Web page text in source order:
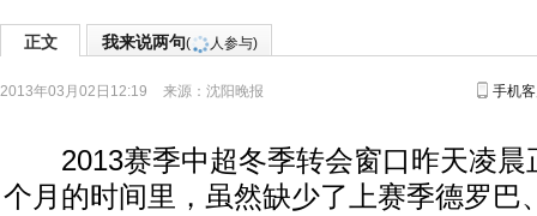
正文 我来说两句( 人参与)
2013年03月02日12:19 来源： 沈阳晚报 手机
2013赛季中超冬季转会窗口昨天凌晨
个月的时间里，虽然缺少了上赛季德罗巴